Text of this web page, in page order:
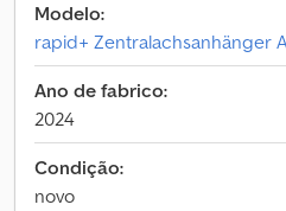
Modelo:
rapid+ Zentralachsanhänger
Ano de fabrico:
2024
Condição:
novo